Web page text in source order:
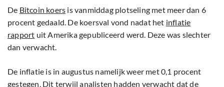
De Bitcoin koers is vanmiddag plotseling met meer dan 6
procent gedaald. De koersval vond nadat het inflatie
rapport uit Amerika gepubliceerd werd. Deze was slechter
dan verwacht.
De inflatie is in augustus namelijk weer met 0,1 procent
gestegen. Dit terwijl analisten hadden verwacht dat de